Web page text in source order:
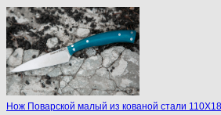
Нож Поварской малый из кованой стали